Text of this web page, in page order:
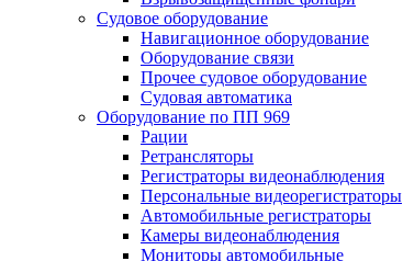
Судовое оборудование
Навигационное оборудование
Оборудование связи
Прочее судовое оборудование
Судовая автоматика
Оборудование по ПП 969
Рации
Ретрансляторы
Регистраторы видеонаблюдения
Персональные видеорегистраторы
Автомобильные регистраторы
Камеры видеонаблюдения
Мониторы автомобильные